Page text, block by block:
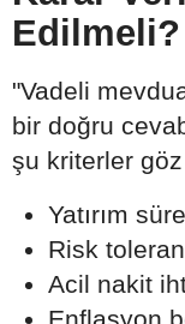
Edilmeli?
"Vadeli
bir doğru
şu kriterler
Yatırım
Risk
Acil nakit
Enflasyon